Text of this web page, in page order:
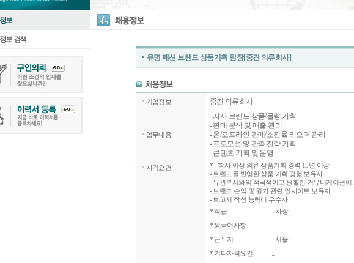
유명 패션 브랜드 상품기획 팀장[중견 의류회사]
기업정보 중견 의류회사
업무내용
- 자사 브랜드 상품/물량 기획
- 판매 분석 및 매출 관리
- 온/오프라인 판매/소진율 리오더 관리
- 프로모션 및 판촉 전략 기획
- 콘텐츠 기획 및 운영
자격요건 *- 학사 이상 의류 상품기획 경력 15년 이상
- 트렌드를 반영한 상품 기획 경험 보유자
- 유관부서와의 적극적이고 원활한 커뮤니케이션이
- 브랜드 손익 및 원가 관련 인사이트 보유자
- 보고서 작성 능력이 우수자
* 직급
- 차장
* 외국어사항
-
* 근무지
- 서울
* 기타자격요건
-